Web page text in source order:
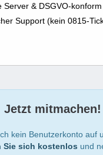
& DSGVO-konform
Support (kein 0815-
Jetzt mitmachen!
kein Benutzerkonto auf
Sie sich kostenlos und